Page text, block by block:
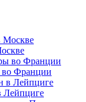
во Франции
Лейпциге